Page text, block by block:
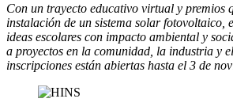
Con un trayecto educativo virtual y premios
instalación de un sistema solar fotovoltaico,
ideas escolares con impacto ambiental y
a proyectos en la comunidad, la industria y
inscripciones están abiertas hasta el 3 de